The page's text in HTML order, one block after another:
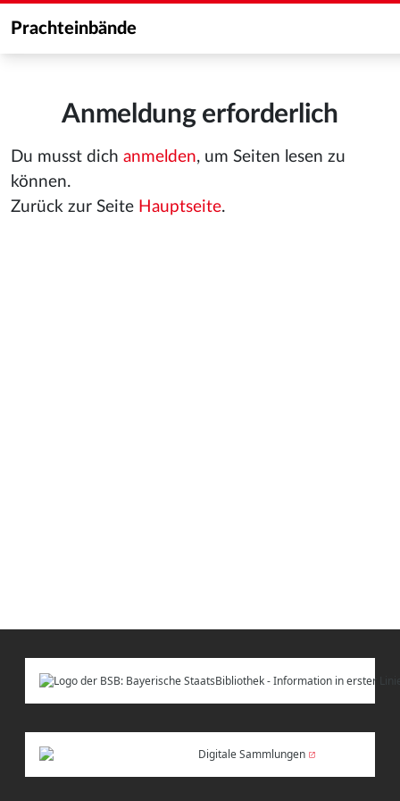
Prachteinbände
Anmeldung erforderlich
Du musst dich anmelden, um Seiten lesen zu
können.
Zurück zur Seite Hauptseite.
Digitale Sammlungen